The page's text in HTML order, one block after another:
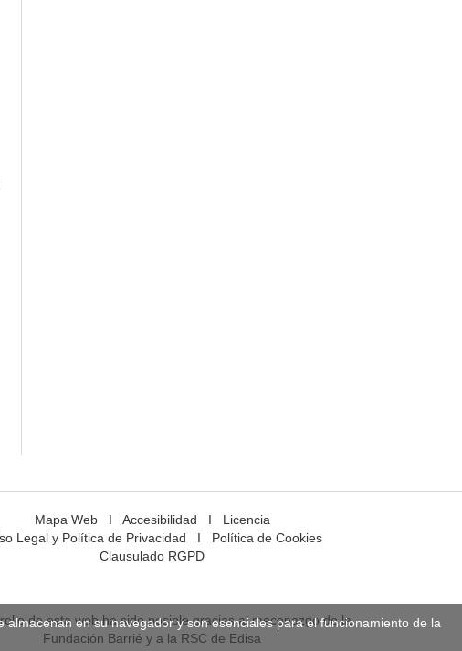
Mapa WebI Accesibilidad I Licencia
Legal y Política de Privacidad I Política de Cookies
Clausulado RGPD
de esta web ha sido posible gracias al mecenazgo de la
Fundación Barrié y a la RSC de Edisa
en su navegador y son esenciales para el funcionamiento de la